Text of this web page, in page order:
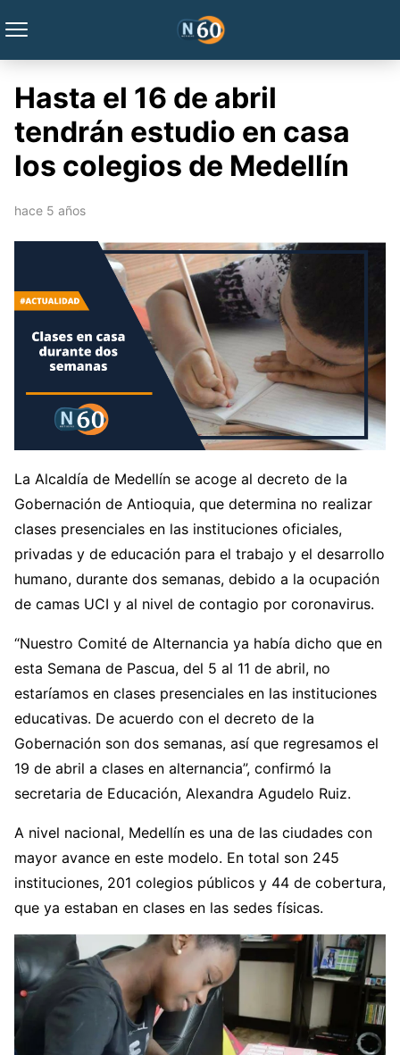
Hasta el 16 de abril
tendrán estudio en casa
los colegios de Medellín
hace 5 años
La Alcaldía de Medellín se acoge al decreto de la
Gobernación de Antioquia, que determina no realizar
clases presenciales en las instituciones oficiales,
privadas y de educación para el trabajo y el desarrollo
humano, durante dos semanas, debido a la ocupación
de camas UCI y al nivel de contagio por coronavirus.
“Nuestro Comité de Alternancia ya había dicho que en
esta Semana de Pascua, del 5 al 11 de abril, no
estaríamos en clases presenciales en las instituciones
educativas. De acuerdo con el decreto de la
Gobernación son dos semanas, así que regresamos el
19 de abril a clases en alternancia”, confirmó la
secretaria de Educación, Alexandra Agudelo Ruiz.
A nivel nacional, Medellín es una de las ciudades con
mayor avance en este modelo. En total son 245
instituciones, 201 colegios públicos y 44 de cobertura,
que ya estaban en clases en las sedes físicas.